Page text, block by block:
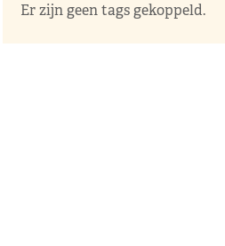
Er zijn geen tags gekoppeld.